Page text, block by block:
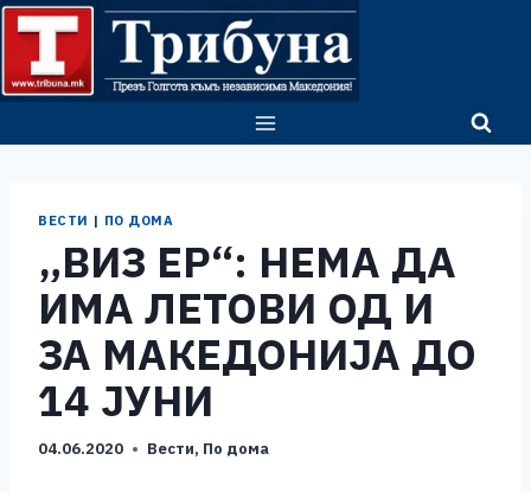
Skip
content
ВЕСТИ | ПО ДОМА
„ВИЗ ЕР“: НЕМА ДА
ИМА ЛЕТОВИ ОД И
ЗА МАКЕДОНИЈА ДО
14 ЈУНИ
04.06.2020 Вести, По дома